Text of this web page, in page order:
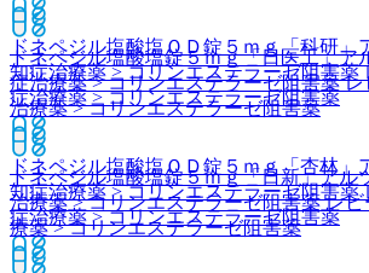
ドネペジル塩酸塩ＯＤ錠５ｍｇ「科研」
知症治療薬 > コリンエステラーゼ阻害薬
症治療薬 > コリンエステラーゼ阻害薬
ドネペジル塩酸塩ＯＤ錠５ｍｇ「杏林」
知症治療薬 > コリンエステラーゼ阻害薬
症治療薬 > コリンエステラーゼ阻害薬
ドネペジル塩酸塩錠５ｍｇ「日医工」ア
症治療薬 > コリンエステラーゼ阻害薬
治療薬 > コリンエステラーゼ阻害薬
ドネペジル塩酸塩錠５ｍｇ「日新」アル
治療薬 > コリンエステラーゼ阻害薬 レ
療薬 > コリンエステラーゼ阻害薬